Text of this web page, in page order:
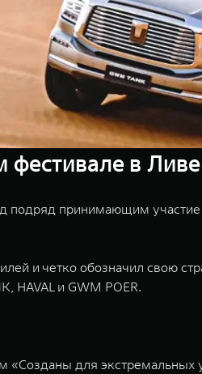
фестивале в
подряд принимающим
и четко обозначил свою
HAVAL и GWM POER.
для экстремальных